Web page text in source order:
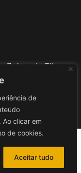
de
Ao clicar em
de cookies.
Aceitar tudo
Delegado Tito
iv3